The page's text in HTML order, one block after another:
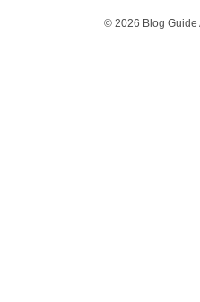
© 2026 Blog Guide